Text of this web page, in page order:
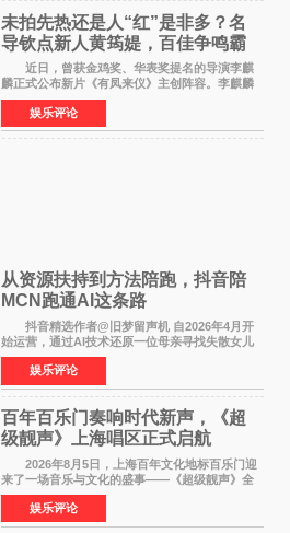
未拍先热还是人“红”是非多？名
导钦点新人黄筠媞，百佳争鸣霸
气回应
近日，曾获金鸡奖、华表奖提名的导演李麒
麟正式公布新片《有凤来仪》主创阵容。李麒麟
早年凭电影《华容道》获得金鸡奖、华表奖提
名，此后长期参与国内外电影制作，其担任制片
人参与的作品亦曾
娱乐评论
从资源扶持到方法陪跑，抖音陪
MCN跑通AI这条路
抖音精选作者@旧梦留声机 自2026年4月开
始运营，通过AI技术还原一位母亲寻找失散女儿
的故事，凭借强情感表达获得大量用户关注，发
布仅21小时便获得超1亿曝光、超1000万互动。
此后，账号持续沿
娱乐评论
百年百乐门奏响时代新声，《超
级靓声》上海唱区正式启航
2026年8月5日，上海百年文化地标百乐门迎
来了一场音乐与文化的盛事——《超级靓声》全
国励志音乐公益节目上海唱区新闻发布会暨启动
仪式在此隆重举行。各界领导、嘉宾与媒体朋友
齐聚一堂，共同
娱乐评论